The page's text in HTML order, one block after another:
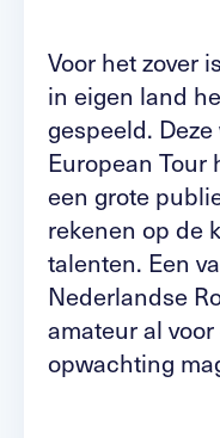
Voor het zover
in eigen land
gespeeld.
European Tour
een grote
rekenen op de
talenten. Een
Nederlandse
amateur al
opwachting